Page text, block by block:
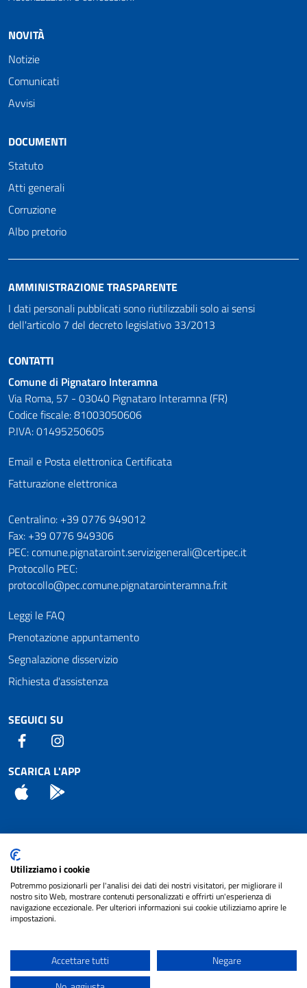
NOVITÀ
Notizie
Comunicati
Avvisi
DOCUMENTI
Statuto
Atti generali
Corruzione
Albo pretorio
AMMINISTRAZIONE TRASPARENTE
I dati personali pubblicati sono riutilizzabili solo ai sensi
dell'articolo 7 del decreto legislativo 33/2013
CONTATTI
Comune di Pignataro Interamna
Via Roma, 57 - 03040 Pignataro Interamna (FR)
Codice fiscale: 81003050606
P.IVA: 01495250605
Email e Posta elettronica Certificata
Fatturazione elettronica
Numeri utili
Centralino: +39 0776 949012
Fax: +39 0776 949306
PEC: comune.pignataroint.servizigenerali@certipec.it
Protocollo PEC:
protocollo@pec.comune.pignatarointeramna.fr.it
Leggi le FAQ
Prenotazione appuntamento
Segnalazione disservizio
Richiesta d'assistenza
SEGUICI SU
Facebook
SCARICA L'APP
App Store
Attuazione Misure PNRR
Piano di miglioramento del sito
Note legali
cura diNET SMART
Utilizziamo i cookie
Potremmo posizionarli per l'analisi dei dati dei nostri visitatori, per migliorare il
nostro sito Web, mostrare contenuti personalizzati e offrirti un'esperienza di
navigazione eccezionale. Per ulteriori informazioni sui cookie utilizziamo aprire le
impostazioni.
Accettare tutti
Negare